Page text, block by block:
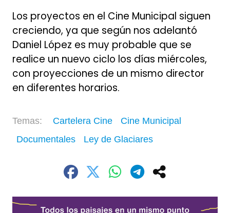
Los proyectos en el Cine Municipal siguen
creciendo, ya que según nos adelantó
Daniel López es muy probable que se
realice un nuevo ciclo los días miércoles,
con proyecciones de un mismo director
en diferentes horarios.
Cartelera Cine
Cine Municipal
Documentales
Ley de Glaciares